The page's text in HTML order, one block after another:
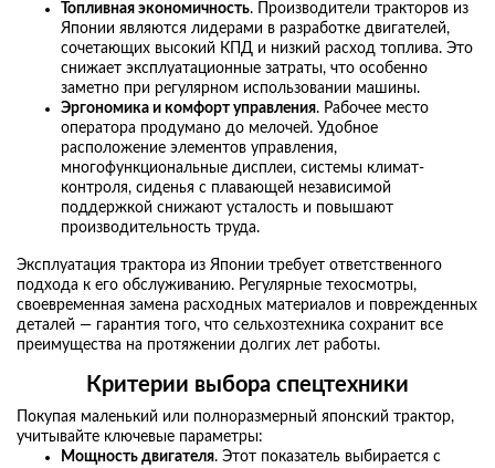
Топливная экономичность. Производители тракторов из
Японии являются лидерами в разработке двигателей,
сочетающих высокий КПД и низкий расход топлива. Это
снижает эксплуатационные затраты, что особенно
заметно при регулярном использовании машины.
Эргономика и комфорт управления. Рабочее место
оператора продумано до мелочей. Удобное
расположение элементов управления,
многофункциональные дисплеи, системы климат-
контроля, сиденья с плавающей независимой
поддержкой снижают усталость и повышают
производительность труда.
Эксплуатация трактора из Японии требует ответственного
подхода к его обслуживанию. Регулярные техосмотры,
своевременная замена расходных материалов и поврежденных
деталей — гарантия того, что сельхозтехника сохранит все
преимущества на протяжении долгих лет работы.
Критерии выбора спецтехники
Покупая маленький или полноразмерный японский трактор,
учитывайте ключевые параметры:
Мощность двигателя. Этот показатель выбирается с